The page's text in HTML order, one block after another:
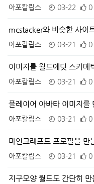
아포칼립스 03-22 0
mcstacker와 비슷한 사이
아포칼립스 03-21 0
이미지를 월드에딧 스키메
아포칼립스 03-21 0
플레이어 아바타 이미지를
아포칼립스 03-21 0
마인크래프트 프로필을 만
아포칼립스 03-21 0
지구모양 월드도 간단히